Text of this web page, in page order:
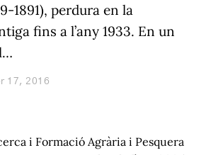
1891), perdura en la
fins a l’any 1933. En un
17, 2016
i Formació Agrària i Pesquera